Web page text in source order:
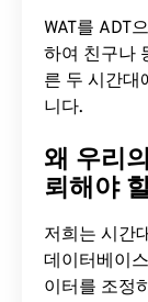
WAT를 ADT
하여 친구나
른 두 시간대
니다.
왜 우리
뢰해야
저희는 시간
데이터베이
이터를 조정